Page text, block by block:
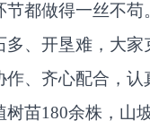
节都做得一丝不苟
多、开垦难，大家
作、齐心配合，
树苗180余株，山